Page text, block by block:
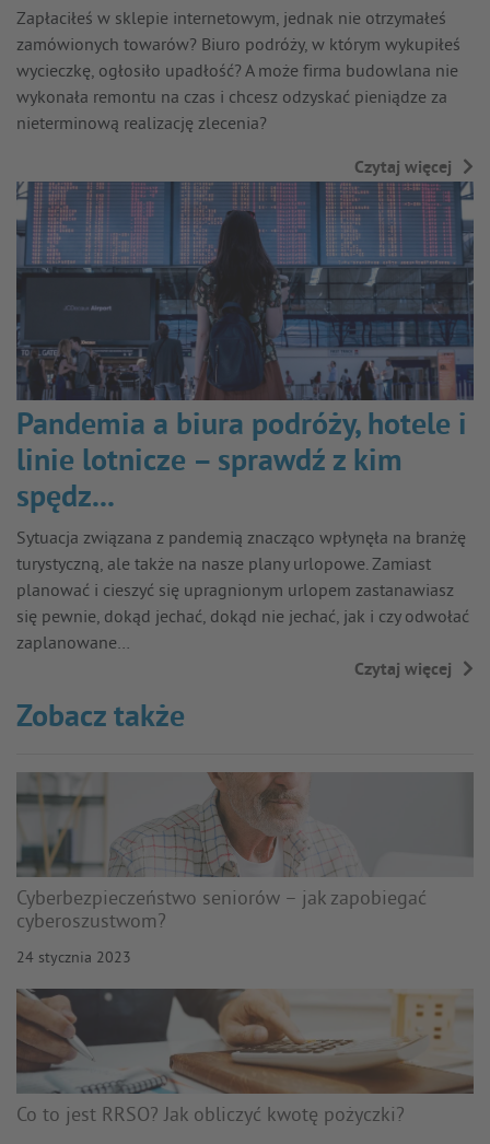
Zapłaciłeś w sklepie internetowym, jednak nie otrzymałeś
zamówionych towarów? Biuro podróży, w którym wykupiłeś
wycieczkę, ogłosiło upadłość? A może firma budowlana nie
wykonała remontu na czas i chcesz odzyskać pieniądze za
nieterminową realizację zlecenia?
Czytaj więcej
Pandemia a biura podróży, hotele i
linie lotnicze – sprawdź z kim
spędz...
Sytuacja związana z pandemią znacząco wpłynęła na branżę
turystyczną, ale także na nasze plany urlopowe. Zamiast
planować i cieszyć się upragnionym urlopem zastanawiasz
się pewnie, dokąd jechać, dokąd nie jechać, jak i czy odwołać
zaplanowane…
Czytaj więcej
Zobacz także
Cyberbezpieczeństwo seniorów – jak zapobiegać
cyberoszustwom?
24 stycznia 2023
Co to jest RRSO? Jak obliczyć kwotę pożyczki?